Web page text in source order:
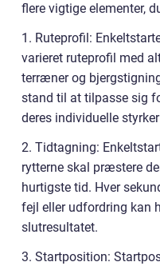
flere vigtige elementer,
1. Ruteprofil:
varieret ruteprofil med
terræner og
stand til at tilpasse sig
deres individuelle
2. Tidtagning:
rytterne skal præstere
hurtigste tid. Hver
fejl eller udfordring kan
slutresultatet.
3. Startposition: